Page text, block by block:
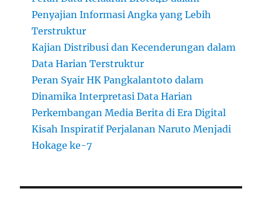
Penyajian Informasi Angka yang Lebih
Terstruktur
Kajian Distribusi dan Kecenderungan dalam
Data Harian Terstruktur
Peran Syair HK Pangkalantoto dalam
Dinamika Interpretasi Data Harian
Perkembangan Media Berita di Era Digital
Kisah Inspiratif Perjalanan Naruto Menjadi
Hokage ke-7